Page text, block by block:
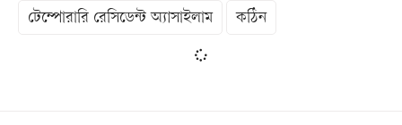
টেম্পোরারি রেসিডেন্ট অ্যাসাইলাম কঠিন